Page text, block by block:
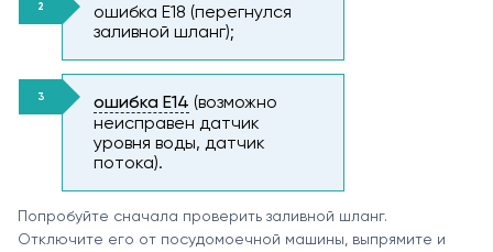
ошибка E18 (перегнулся
заливной шланг);
ошибка E14 (возможно
неисправен датчик
уровня воды, датчик
потока).
Попробуйте сначала проверить заливной шланг.
Отключите его от посудомоечной машины, выпрямите и